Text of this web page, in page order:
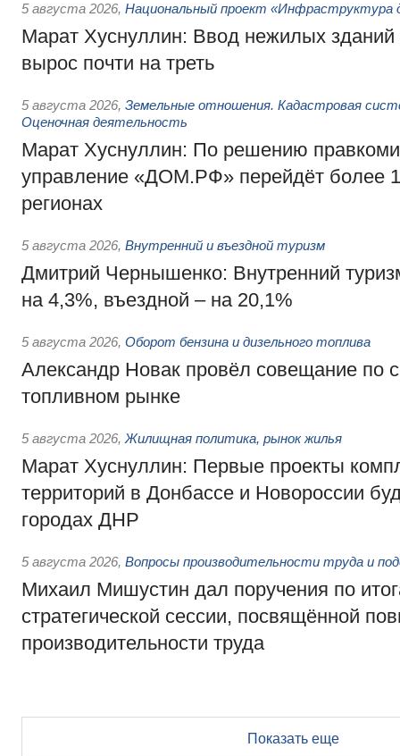
5 августа 2026, Национальный проект «Инфраструктура
Марат Хуснуллин: Ввод нежилых зданий
вырос почти на треть
5 августа 2026, Земельные отношения. Кадастровая
Оценочная деятельность
Марат Хуснуллин: По решению
управление «ДОМ.РФ» перейдёт более
регионах
5 августа 2026, Внутренний и въездной туризм
Дмитрий Чернышенко: Внутренний
на 4,3%, въездной – на 20,1%
5 августа 2026, Оборот бензина и дизельного топлива
Александр Новак провёл совещание по
топливном рынке
5 августа 2026, Жилищная политика, рынок жилья
Марат Хуснуллин: Первые проекты
территорий в Донбассе и Новороссии
городах ДНР
5 августа 2026, Вопросы производительности труда и
Михаил Мишустин дал поручения по
стратегической сессии, посвящённой
производительности труда
Показать еще